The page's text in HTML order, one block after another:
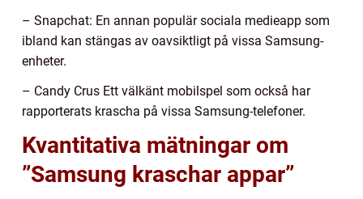
– Snapchat: En annan populär sociala medieapp som
ibland kan stängas av oavsiktligt på vissa Samsung-
enheter.
– Candy Crus Ett välkänt mobilspel som också har
rapporterats krascha på vissa Samsung-telefoner.
Kvantitativa mätningar om
”Samsung kraschar appar”